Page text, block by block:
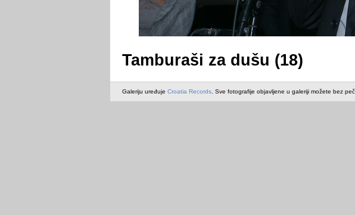
Tamburaši za dušu (18)
Galeriju uređuje Croatia Records . Sve fotografije objavljene u galeriji možete bez